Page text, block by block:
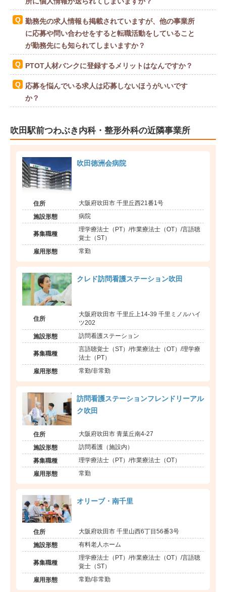
勤務先の求人情報も掲載されていますが、他の事業所
に応募や問い合わせをすると転職活動をしていること
が勤務先にも知られてしまいますか？
PTOT人材バンクに登録するメリットはなんですか？
応募を悩んでいる求人は応募しないほうがいいです
か？
吹田駅前つわぶき内科・整形外科の近隣事業所
吹田徳洲会病院
住所 大阪府吹田市 千里丘西21番1号
施設形態 病院
募集職種
理学療法士（PT）/作業療法士（OT）/言語聴
覚士（ST）
雇用形態 常勤
クレド訪問看護ステーション吹田
住所
大阪府吹田市 千里丘上14-39 千里ミノルハイ
ツ202
施設形態 訪問看護ステーション
募集職種
言語聴覚士（ST）/作業療法士（OT）/理学療
法士（PT）
雇用形態 常勤/非常勤
訪問看護ステーションフレンドリーアル
ク吹田
住所 大阪府吹田市 青葉丘南4-27
施設形態 訪問看護（施設内）
募集職種 理学療法士（PT）/作業療法士（OT）
雇用形態 常勤
オリーブ・南千里
住所 大阪府吹田市 千里山西6丁目56番3号
施設形態 有料老人ホーム
募集職種
理学療法士（PT）/作業療法士（OT）/言語聴
覚士（ST）
雇用形態 常勤/非常勤